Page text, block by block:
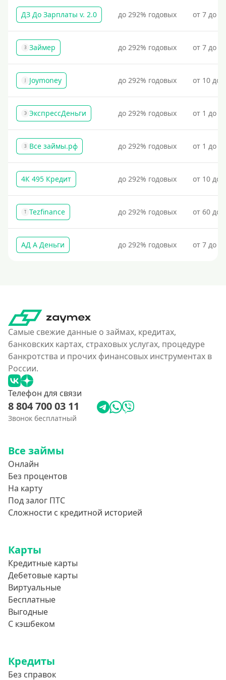
По СНИЛСу
Без СНИЛСа
По паспорту
Без паспорта
По фото
Без фото
Без подтверждения дохода
Без справок и поручителей
Без посредников
Процент
Под 1 %
С пролонгацией (продлением)
Под высокий процент
Без комиссии
В рассрочку
Без процентов
Первый кредит без переплат
Без процентов на 30 дней
Под 0 %
Условия
С опцией досрочного погашения долга
Со страховкой
Повторный
Надежные
Без обмана
Без предоплат
С автоматическим одобрением
Без номера телефона
На телефон
Бесплатный доступ без скрытых платежей и
обязательных подписок
Без звонков и проверок
На карту круглосуточно
ДЗ До Зарплаты v. 2.0 до 292% годовых от 7 до
З Займер до 292% годовых от 7 до
J Joymoney до 292% годовых от 10 до
Э ЭкспрессДеньги до 292% годовых от 1 до
З Все займы.рф до 292% годовых от 1 до
4К 495 Кредит до 292% годовых от 10 до
T Tezfinance до 292% годовых от 60 до
АД А Деньги до 292% годовых от 7 до
Самые свежие данные о займах, кредитах,
банковских картах, страховых услугах, процедуре
банкротства и прочих финансовых инструментах в
России.
Телефон для связи
8 804 700 03 11
Звонок бесплатный
Все займы
Онлайн
Без процентов
На карту
Под залог ПТС
Сложности с кредитной историей
Карты
Кредитные карты
Дебетовые карты
Виртуальные
Бесплатные
Выгодные
С кэшбеком
Кредиты
Без справок